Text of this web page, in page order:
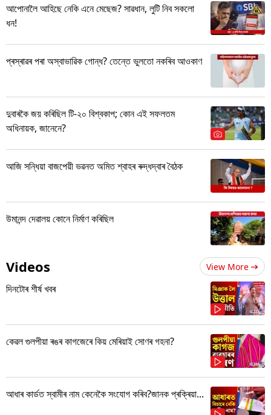
আপোনালৈ আহিছে নেকি এনে মেছেজ? সাৱধান, লুটি নিব সকলো
ধন!
প্ৰস্ৰাৱৰ পৰা অস্বাভাৱিক গোন্ধ? তেন্তে ভুলতো নকৰিব আওকাণ
দুবাৰকৈ জয় কৰিছিল টি-২০ বিশ্বকাপ; কোন এই সফলতম
অধিনায়ক, জানেনে?
আজি সন্ধিয়া বাজপেয়ী ভৱনত অমিত শ্বাহৰ ৰুদ্ধদ্বাৰ বৈঠক
উমানন্দ দেৱালয় কোনে নিৰ্মাণ কৰিছিল
Videos View More
দিনটোৰ শীৰ্ষ খবৰ
কেৱল গুলপীয়া ৰঙৰ কাগজেৰে কিয় মেৰিয়াই সোণৰ গহনা?
আধাৰ কাৰ্ডত স্বামীৰ নাম কেনেকৈ সংযোগ কৰিব?জানক প্ৰক্ৰিয়া...